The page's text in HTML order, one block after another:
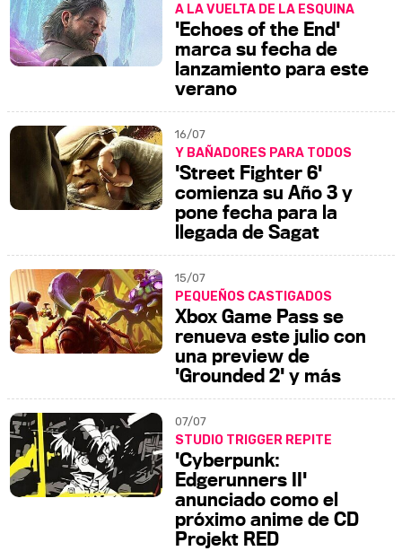
A LA VUELTA DE LA ESQUINA
'Echoes of the End'
marca su fecha de
lanzamiento para este
verano
16/07
Y BAÑADORES PARA TODOS
'Street Fighter 6'
comienza su Año 3 y
pone fecha para la
llegada de Sagat
15/07
PEQUEÑOS CASTIGADOS
Xbox Game Pass se
renueva este julio con
una preview de
'Grounded 2' y más
07/07
STUDIO TRIGGER REPITE
'Cyberpunk:
Edgerunners II'
anunciado como el
próximo anime de CD
Projekt RED